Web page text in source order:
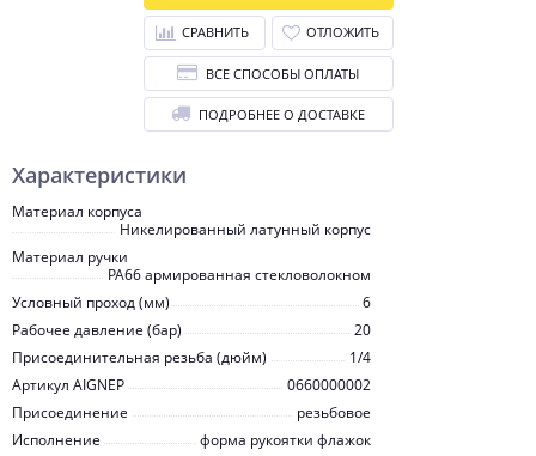
Характеристики
Материал корпуса
Никелированный латунный корпус
Материал ручки
PA66 армированная стекловолокном
Условный проход (мм)
6
Рабочее давление (бар)
20
Присоединительная резьба (дюйм)
1/4
Артикул AIGNEP
0660000002
Присоединение
резьбовое
Исполнение
форма рукоятки флажок
СРАВНИТЬ ОТЛОЖИТЬ
ВСЕ СПОСОБЫ ОПЛАТЫ
ПОДРОБНЕЕ О ДОСТАВКЕ